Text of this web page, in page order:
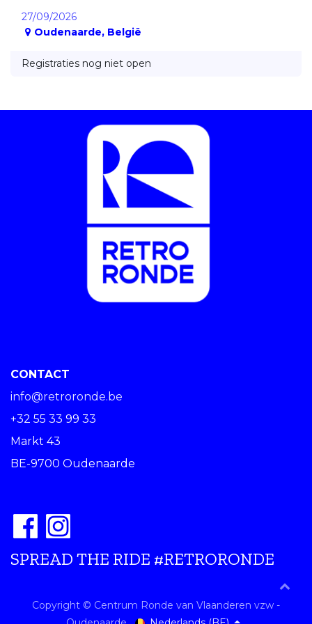
27/09/2026
Oudenaarde, België
Registraties nog niet open
CONTACT
info@retroronde.be
+32 55 33 99 33
Markt 43
BE-9700 Oudenaarde
SPREAD THE RIDE #RETRORONDE
Copyright © Centrum Ronde van Vlaanderen vzw -